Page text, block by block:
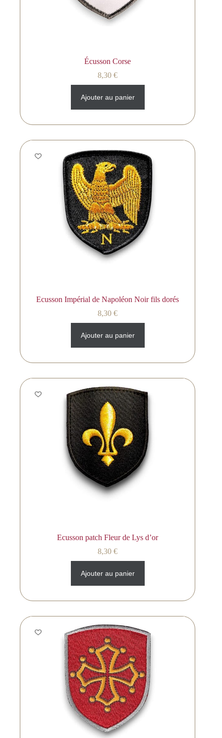
Écusson Corse
8,30€
Ajouter au panier
Ecusson Impérial de Napoléon Noir fils dorés
8,30€
Ajouter au panier
Ecusson patch Fleur de Lys d’or
8,30€
Ajouter au panier